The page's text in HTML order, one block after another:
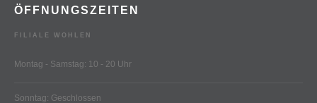
ÖFFNUNGSZEITEN
FILIALE WOHLEN
Montag - Samstag: 10 - 20 Uhr
Sonntag: Geschlossen